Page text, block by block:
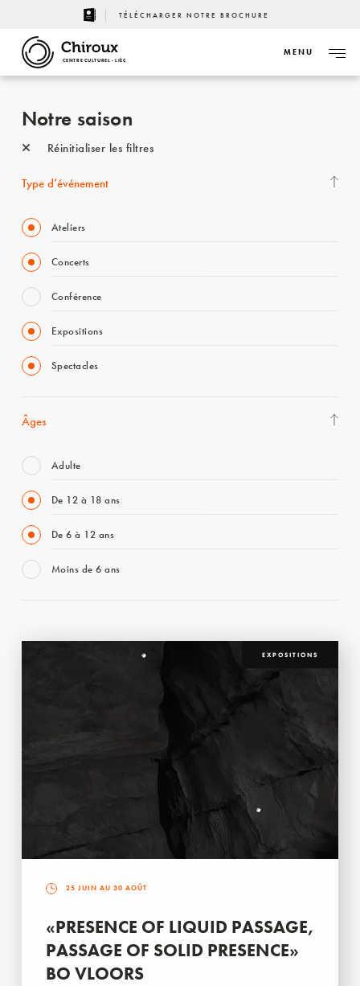
TÉLÉCHARGER NOTRE BROCHURE
CENTRE CULTUREL - LIÈGE
MENU
Notre saison
Réinitialiser les filtres
Type d’événement
Ateliers
Concerts
Conférence
Expositions
Spectacles
Âges
Adulte
De 12 à 18 ans
De 6 à 12 ans
Moins de 6 ans
EXPOSITIONS
25 JUIN AU 30 AOÛT
«PRESENCE OF LIQUID PASSAGE,
PASSAGE OF SOLID PRESENCE»
BO VLOORS